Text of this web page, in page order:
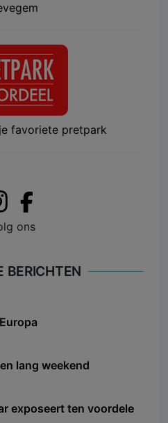
favoriete pretpark
ons
BERICHTEN
lang weekend
exposeert ten voordele